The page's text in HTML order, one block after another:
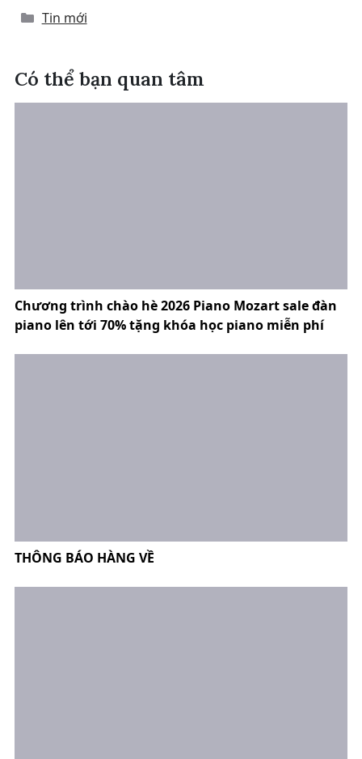
Categories
Tin mới
Có thể bạn quan tâm
Chương trình chào hè 2026 Piano Mozart sale đàn
piano lên tới 70% tặng khóa học piano miễn phí
THÔNG BÁO HÀNG VỀ